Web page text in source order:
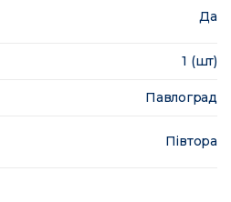
Да
1 (шт)
Павлоград
Півтора